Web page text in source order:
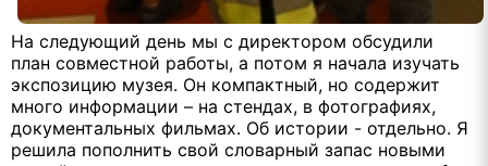
На следующий день мы с директором обсудили
план совместной работы, а потом я начала изучать
экспозицию музея. Он компактный, но содержит
много информации – на стендах, в фотографиях,
документальных фильмах. Об истории - отдельно. Я
решила пополнить свой словарный запас новыми